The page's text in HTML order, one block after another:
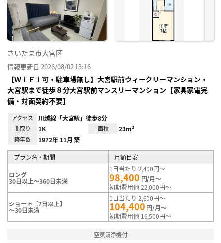
さいたま市大宮区
情報更新日 2026/08/02 13:16
【ＷｉＦｉ可・駐車場無し】大宮駅前ウィークリーマンション・
大宮駅まで徒歩８分大宮駅前マンスリーマンション【家具家電完
備・対面契約不要】
アクセス 川越線「大宮駅」徒歩8分
間取り 1K 面積 23m²
築年数 1972年 11月 築
プラン名・期間 月額目安
ロング
30日以上～360日未満
1日当たり 2,400円～
98,400 円/月～
初期費用他 22,000円～
ショート【7日以上】
～30日未満
1日当たり 2,600円～
104,400 円/月～
初期費用他 16,500円～
空気清浄機付